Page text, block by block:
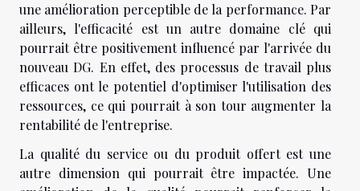
une amélioration perceptible de la performance. Par
ailleurs, l'efficacité est un autre domaine clé qui
pourrait être positivement influencé par l'arrivée du
nouveau DG. En effet, des processus de travail plus
efficaces ont le potentiel d'optimiser l'utilisation des
ressources, ce qui pourrait à son tour augmenter la
rentabilité de l'entreprise.
La qualité du service ou du produit offert est une
autre dimension qui pourrait être impactée. Une